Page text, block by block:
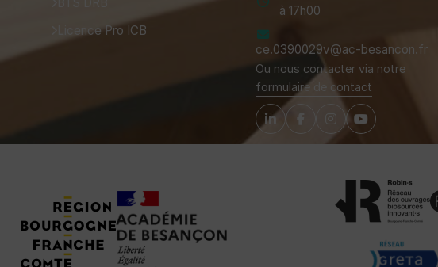
Licence Pro ICB
à 17h00
ce.0390029v@ac-besancon.fr
Ou nous contacter via notre
formulaire de contact